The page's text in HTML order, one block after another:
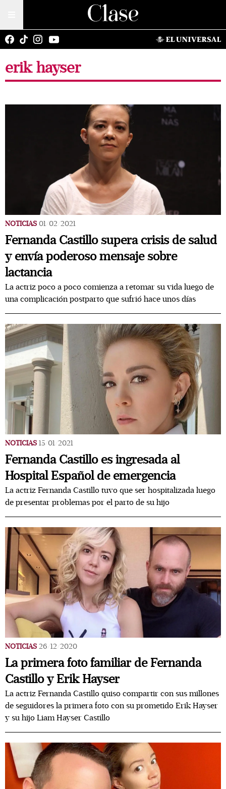
erik hayser
NOTICIAS 01/02/2021
Fernanda Castillo supera crisis de salud
y envía poderoso mensaje sobre
lactancia
La actriz poco a poco comienza a retomar su vida luego de
una complicación postparto que sufrió hace unos días
NOTICIAS 15/01/2021
Fernanda Castillo es ingresada al
Hospital Español de emergencia
La actriz Fernanda Castillo tuvo que ser hospitalizada luego
de presentar problemas por el parto de su hijo
NOTICIAS 26/12/2020
La primera foto familiar de Fernanda
Castillo y Erik Hayser
La actriz Fernanda Castillo quiso compartir con sus millones
de seguidores la primera foto con su prometido Erik Hayser
y su hijo Liam Hayser Castillo